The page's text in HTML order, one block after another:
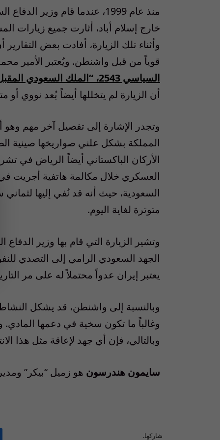
منذ عام 1999، عندما قام
خارج إسلام أباد، أثارت جميع زيارات
وأثناء تلك الزيارة، أفادت بعض
قوياً من قبل واشنطن. ويُعتبر الأمير
السياسي 2543، “الملك السعودي المقبل”
أن الزيارة لم يتخللها أيضاً بُعد نووي أو
المملكة بشكل علني صواريخها صينية
الأركان الباكستاني أيضاً الرياض في
العسكري خلال مكالمة هاتفية أجريت
السعودية، حيث أنه قد نُفي إليها
متوترة لغاية اليوم.
وتشير الزيارة التي قام بها وزير
الجهد السعودي الرامي إلى التصدي
يعتبر إيران عدواً محتملاً له على مر
وبالنسبة إلى واشنطن، قد يشكل
وغالباً ما تكون سخية في دعمها
وبالتالي، فإن أي جهد لإعاقة مثل هذا
سايمون هندرسون هو زميل “بيكر”
شاركها.